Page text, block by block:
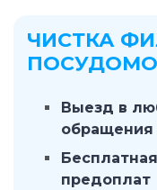
ЧИСТКА
Выезд в
обращения
предоплат